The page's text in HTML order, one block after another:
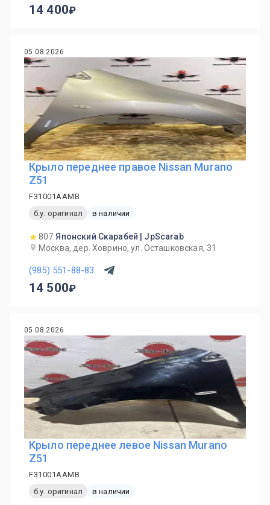
14 400
05.08.2026
Крыло переднее правое Nissan Murano
Z51
F31001AAMB
б.у. оригинал
в наличии
807 Японский Скарабей | JpScarab
Москва, дер. Ховрино, ул. Осташковская, 31
(985) 551-88-83
14 500
05.08.2026
Крыло переднее левое Nissan Murano
Z51
F31001AAMB
б.у. оригинал
в наличии